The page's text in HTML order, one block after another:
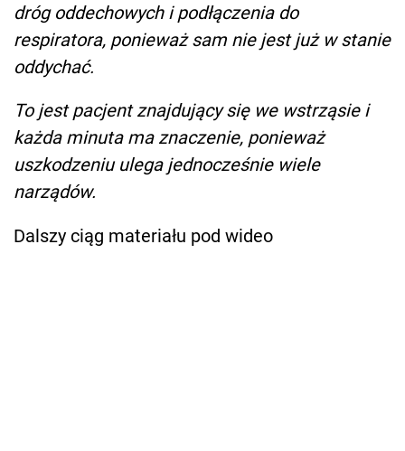
dróg oddechowych i podłączenia do
respiratora, ponieważ sam nie jest już w stanie
oddychać.
To jest pacjent znajdujący się we wstrząsie i
każda minuta ma znaczenie, ponieważ
uszkodzeniu ulega jednocześnie wiele
narządów.
Dalszy ciąg materiału pod wideo